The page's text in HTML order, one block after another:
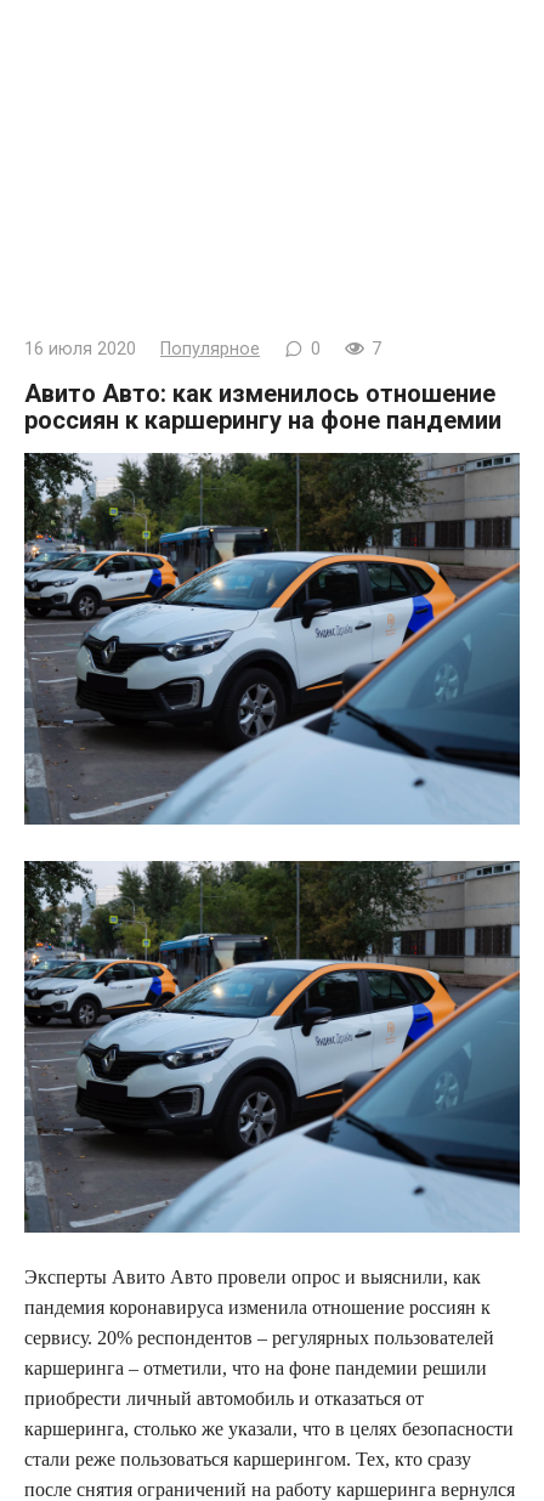
16 июля 2020 Популярное 0 7
Авито Авто: как изменилось отношение
россиян к каршерингу на фоне пандемии
Эксперты Авито Авто провели опрос и выяснили, как
пандемия коронавируса изменила отношение россиян к
сервису. 20% респондентов – регулярных пользователей
каршеринга – отметили, что на фоне пандемии решили
приобрести личный автомобиль и отказаться от
каршеринга, столько же указали, что в целях безопасности
стали реже пользоваться каршерингом. Тех, кто сразу
после снятия ограничений на работу каршеринга вернулся